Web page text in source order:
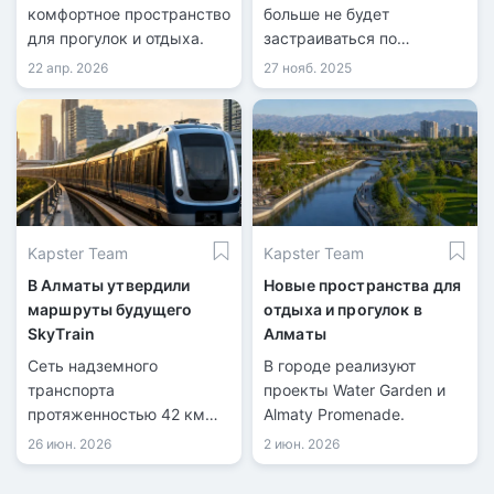
комфортное пространство
для прогулок и отдыха.
22 апр. 2026
больше не будет
застраиваться по
прежним нормам.
27 нояб. 2025
Kapster Team
В Алматы утвердили
маршруты будущего
SkyTrain
Cеть надземного
транспорта
протяженностью 42 км
соединит ключевые
районы города.
26 июн. 2026
Kapster Team
Новые пространства для
отдыха и прогулок в
Алматы
В городе реализуют
проекты Water Garden и
Almaty Promenade.
2 июн. 2026